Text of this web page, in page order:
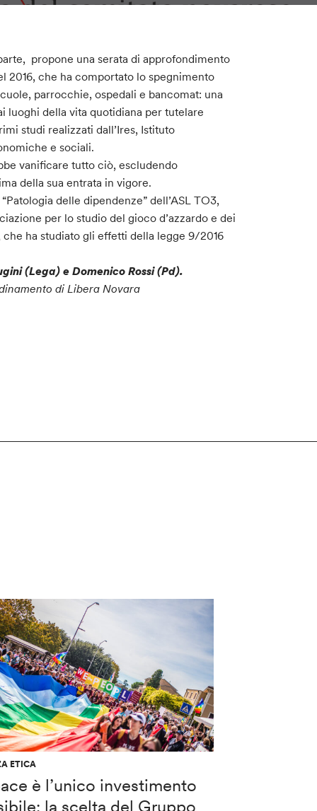
propone una serata di approfondimento
2016, che ha comportato lo spegnimento
parrocchie, ospedali e bancomat: una
luoghi della vita quotidiana per tutelare
studi realizzati dall’Ires, Istituto
e sociali.
vanificare tutto ciò, escludendo
della sua entrata in vigore.
delle dipendenze” dell’ASL TO3,
per lo studio del gioco d’azzardo e dei
che ha studiato gli effetti della legge 9/2016
(Lega) e Domenico Rossi (Pd).
di Libera Novara
ETICA
è l’unico investimento
la scelta del Gruppo